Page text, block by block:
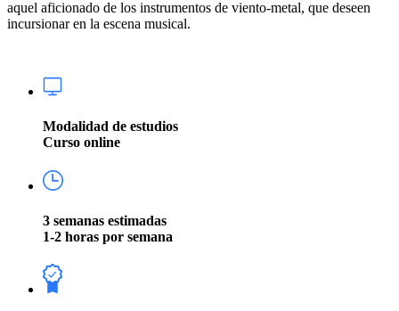
aquel aficionado de los instrumentos de viento-metal, que deseen
incursionar en la escena musical.
Modalidad de estudios
Curso online
3 semanas estimadas
1-2 horas por semana